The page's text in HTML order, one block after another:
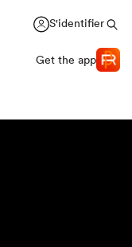
S'identifier
Get the app